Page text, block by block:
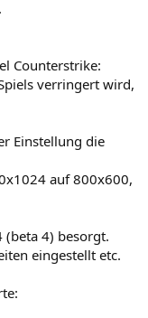
Counterstrike:
verringert wird,
Einstellung die
auf 800x600,
(beta 4) besorgt.
eingestellt etc.